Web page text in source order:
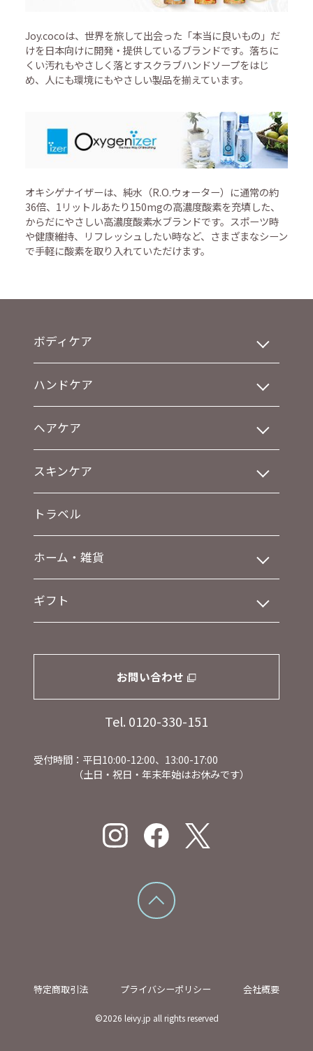
Joy.cocoは、世界を旅して出会った「本当に良いもの」だ
けを日本向けに開発・提供しているブランドです。落ちに
くい汚れもやさしく落とすスクラブハンドソープをはじ
め、人にも環境にもやさしい製品を揃えています。
オキシゲナイザーは、純水（R.O.ウォーター）に通常の約
36倍、1リットルあたり150mgの高濃度酸素を充填した、
からだにやさしい高濃度酸素水ブランドです。スポーツ時
や健康維持、リフレッシュしたい時など、さまざまなシーン
で手軽に酸素を取り入れていただけます。
ボディケア
ハンドケア
ヘアケア
スキンケア
トラベル
ホーム・雑貨
ギフト
お問い合わせ
Tel. 0120-330-151
受付時間：平日10:00-12:00、13:00-17:00
（土日・祝日・年末年始はお休みです）
特定商取引法 プライバシーポリシー 会社概要
©2026 leivy.jp all rights reserved